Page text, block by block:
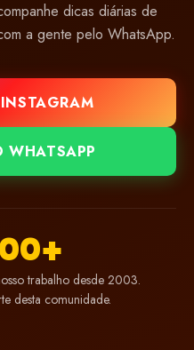
dicas diárias de
a gente pelo WhatsApp.
WHATSAPP
trabalho desde 2003.
desta comunidade.